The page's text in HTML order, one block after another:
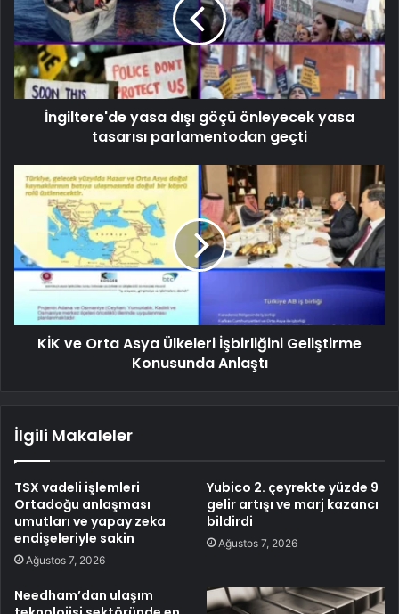
İngiltere'de yasa dışı göçü önleyecek yasa
tasarısı parlamentodan geçti
KİK ve Orta Asya Ülkeleri İşbirliğini Geliştirme
Konusunda Anlaştı
İlgili Makaleler
TSX vadeli işlemleri
Ortadoğu anlaşması
umutları ve yapay zeka
endişeleriyle sakin
Ağustos 7, 2026
Yubico 2. çeyrekte yüzde 9
gelir artışı ve marj kazancı
bildirdi
Ağustos 7, 2026
Needham’dan ulaşım